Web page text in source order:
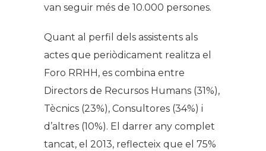
van seguir més de 10.000 persones.
Quant al perfil dels assistents als
actes que periòdicament realitza el
Foro RRHH, es combina entre
Directors de Recursos Humans (31%),
Tècnics (23%), Consultores (34%) i
d’altres (10%). El darrer any complet
tancat, el 2013, reflecteix que el 75%